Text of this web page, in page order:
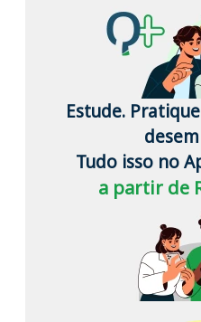
Estude.
Tudo isso no
a partir de